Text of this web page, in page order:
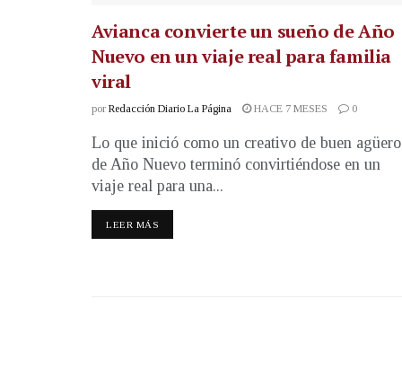
Avianca convierte un sueño de Año
Nuevo en un viaje real para familia
viral
por Redacción Diario La Página HACE 7 MESES 0
Lo que inició como un creativo de buen agüero
de Año Nuevo terminó convirtiéndose en un
viaje real para una...
LEER MÁS